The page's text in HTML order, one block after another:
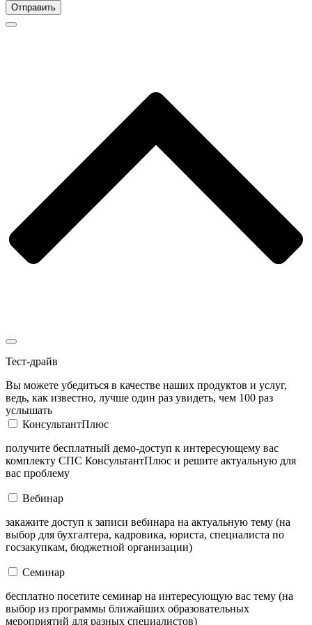
Отправить
Тест-драйв
Вы можете убедиться в качестве наших продуктов и услуг,
ведь, как известно, лучше один раз увидеть, чем 100 раз
услышать
КонсультантПлюс
получите бесплатный демо-доступ к интересующему вас
комплекту СПС КонсультантПлюс и решите актуальную для
вас проблему
Вебинар
закажите доступ к записи вебинара на актуальную тему (на
выбор для бухгалтера, кадровика, юриста, специалиста по
госзакупкам, бюджетной организации)
Семинар
бесплатно посетите семинар на интересующую вас тему (на
выбор из программы ближайших образовательных
мероприятий для разных специалистов)